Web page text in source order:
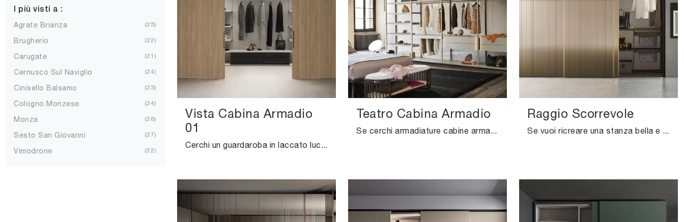
I più visti a :
Agrate Brianza 25
Brugherio 22
Carugate 21
Cernusco Sul Naviglio 24
Cinisello Balsamo 23
Cologno Monzese 24
Monza 28
Sesto San Giovanni 27
Vimodrone 22
Vista Cabina Armadio
01
Cerchi un guardaroba in laccato lucido? Clicca e scopri armadi cabine armadio con ante scorrevoli di Pianca.
Teatro Cabina Armadio
Se cerchi armadiature cabine armadio con ante scorrevoli, clicca e scopri l'armadio Teatro Cabina Armadio di Pianca in laccato opaco.
Raggio Scorrevole
Se vuoi ricreare una stanza bella e di grande qualità, compila il form o vieni da noi per ottenere infromazioni, novità e tendenze nell'ambito ...